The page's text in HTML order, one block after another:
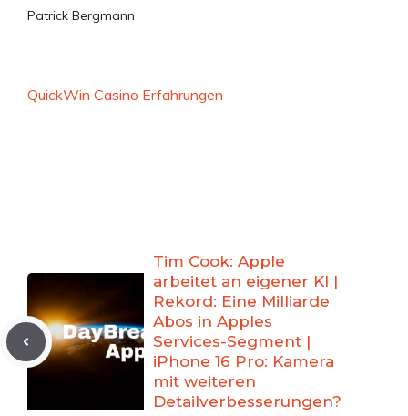
Patrick Bergmann
QuickWin Casino Erfahrungen
Tim Cook: Apple
arbeitet an eigener KI |
Rekord: Eine Milliarde
Abos in Apples
Services-Segment |
iPhone 16 Pro: Kamera
mit weiteren
Detailverbesserungen?